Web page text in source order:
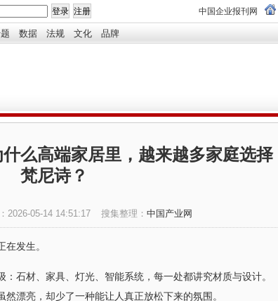
中国企业报刊网
数据 法规 文化 品牌
么高端家居里，越来越多家庭选择
梵尼诗？
2026-05-14 14:51:17 搜集整理： 中国产业网
发生。
石材、家具、灯光、智能系统，每一处都讲究材质与设计。
漂亮，却少了一种能让人真正放松下来的氛围。